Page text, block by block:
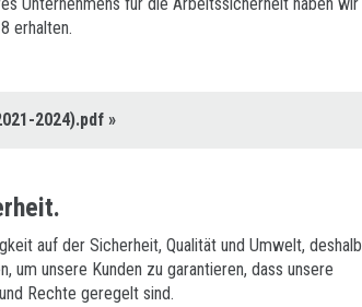
erhalten.
2024).pdf »
auf der Sicherheit, Qualität und Umwelt, deshalb
um unsere Kunden zu garantieren, dass unsere
Rechte geregelt sind.